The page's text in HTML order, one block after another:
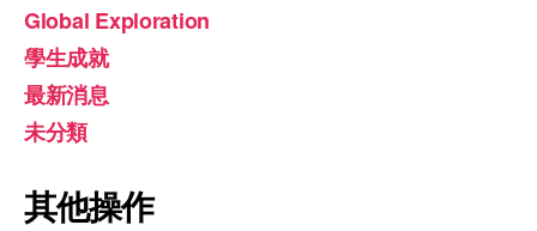
Global Exploration
學生成就
最新消息
未分類
其他操作